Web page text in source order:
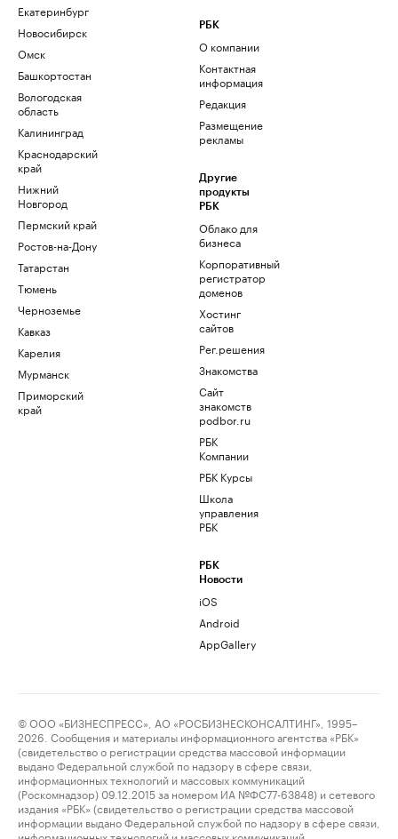
Екатеринбург
Новосибирск
Омск
Башкортостан
Вологодская
область
Калининград
Краснодарский
край
Нижний
Новгород
Пермский край
Ростов-на-Дону
Татарстан
Тюмень
Черноземье
Кавказ
Карелия
Мурманск
Приморский
край
РБК
О компании
Контактная
информация
Редакция
Размещение
рекламы
Другие
продукты
РБК
Облако для
бизнеса
Корпоративный
регистратор
доменов
Хостинг
сайтов
Рег.решения
Знакомства
Сайт
знакомств
podbor.ru
РБК
Компании
РБК Курсы
Школа
управления
РБК
РБК
Новости
iOS
Android
AppGallery
© ООО «БИЗНЕСПРЕСС», АО «РОСБИЗНЕСКОНСАЛТИНГ», 1995–
2026. Сообщения и материалы информационного агентства «РБК»
(свидетельство о регистрации средства массовой информации
выдано Федеральной службой по надзору в сфере связи,
информационных технологий и массовых коммуникаций
(Роскомнадзор) 09.12.2015 за номером ИА №ФС77-63848) и сетевого
издания «РБК» (свидетельство о регистрации средства массовой
информации выдано Федеральной службой по надзору в сфере связи,